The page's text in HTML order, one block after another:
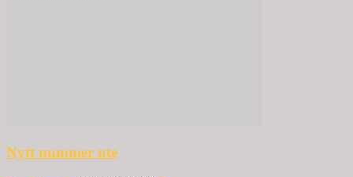
Nytt nummer ute